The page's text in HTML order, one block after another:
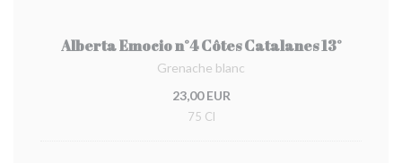
Alberta Emocio n°4 Côtes Catalanes 13°
Grenache blanc
23,00 EUR
75 Cl